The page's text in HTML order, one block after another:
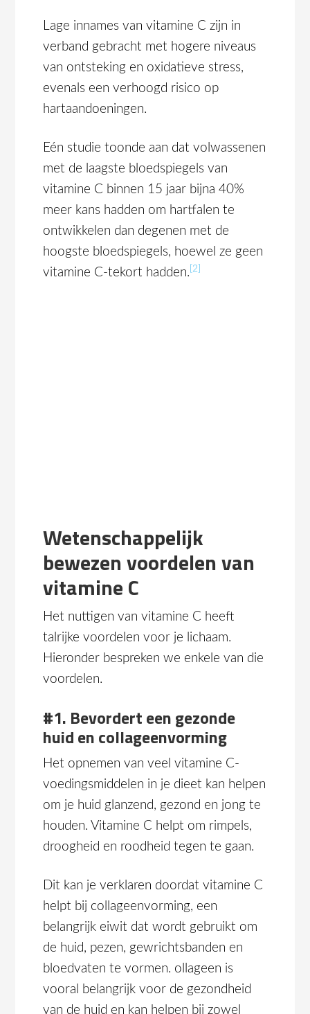
Lage innames van vitamine C zijn in
verband gebracht met hogere niveaus
van ontsteking en oxidatieve stress,
evenals een verhoogd risico op
hartaandoeningen.
Eén studie toonde aan dat volwassenen
met de laagste bloedspiegels van
vitamine C binnen 15 jaar bijna 40%
meer kans hadden om hartfalen te
ontwikkelen dan degenen met de
hoogste bloedspiegels, hoewel ze geen
vitamine C-tekort hadden. [2]
Wetenschappelijk
bewezen voordelen van
vitamine C
Het nuttigen van vitamine C heeft
talrijke voordelen voor je lichaam.
Hieronder bespreken we enkele van die
voordelen.
#1. Bevordert een gezonde
huid en collageenvorming
Het opnemen van veel vitamine C-
voedingsmiddelen in je dieet kan helpen
om je huid glanzend, gezond en jong te
houden. Vitamine C helpt om rimpels,
droogheid en roodheid tegen te gaan.
Dit kan je verklaren doordat vitamine C
helpt bij collageenvorming, een
belangrijk eiwit dat wordt gebruikt om
de huid, pezen, gewrichtsbanden en
bloedvaten te vormen. ollageen is
vooral belangrijk voor de gezondheid
van de huid en kan helpen bij zowel